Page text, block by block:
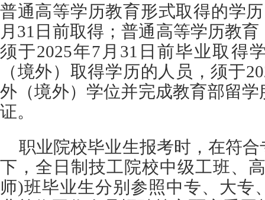
普通高等学历教育形式取得的学
月31日前取得；普通高等学历教
须于2025年7月31日前毕业取得
（境外）取得学历的人员，须于
外（境外）学位并完成教育部留
证。
职业院校毕业生报考时，在符
下，全日制技工院校中级工班、
师)班毕业生分别参照中专、大专